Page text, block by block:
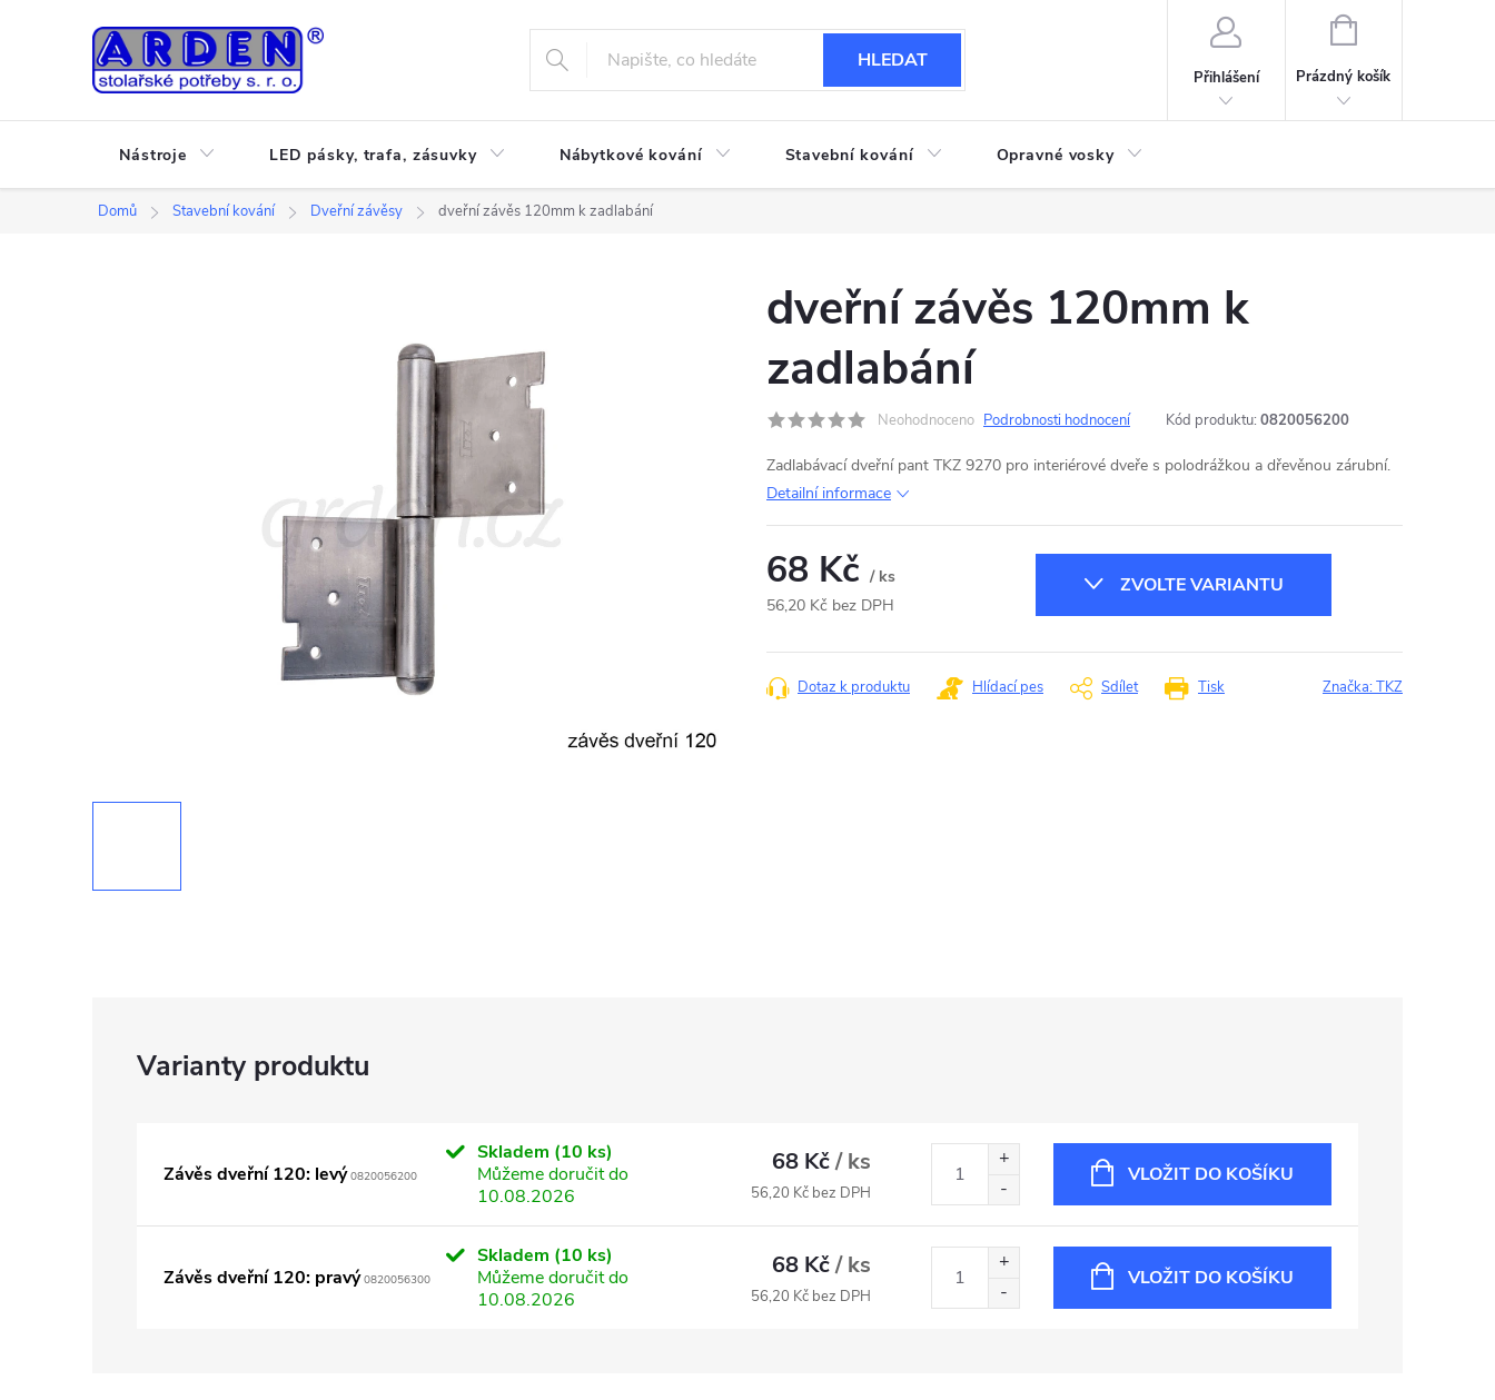
HLEDAT
Přihlášení
NÁKUPNÍ
Prázdný košík
Nástroje LED pásky, trafa, zásuvky Nábytkové kování Stavební kování Opravné vosky
Domů Stavební kování Dveřní závěsy dveřní závěs 120mm k zadlabání
dveřní závěs 120mm k
zadlabání
Neohodnoceno Podrobnosti hodnocení Kód produktu: 0820056200
Zadlabávací dveřní pant TKZ 9270 pro interiérové dveře s polodrážkou a dřevěnou zárubní.
Detailní informace
68 Kč / ks
56,20 Kč bez DPH
cena:
ZVOLTE VARIANTU
Tisk
Dotaz k produktu Hlídací pes Sdílet Značka:TKZ
Závěs dveřní 120: levý0820056200
Skladem (10 ks)
Můžeme doručit do
10.08.2026
68 Kč/ ks
56,20 Kč bez DPH
VLOŽIT DO KOŠÍKU
Závěs dveřní 120: pravý0820056300
Skladem (10 ks)
Můžeme doručit do
10.08.2026
68 Kč/ ks
56,20 Kč bez DPH
VLOŽIT DO KOŠÍKU